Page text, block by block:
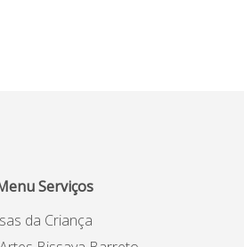
Serviços
da Criança